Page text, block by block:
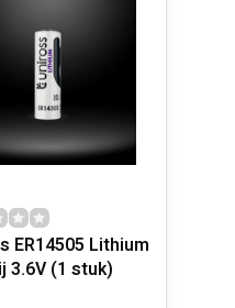
ER14505 Lithium
3.6V (1 stuk)